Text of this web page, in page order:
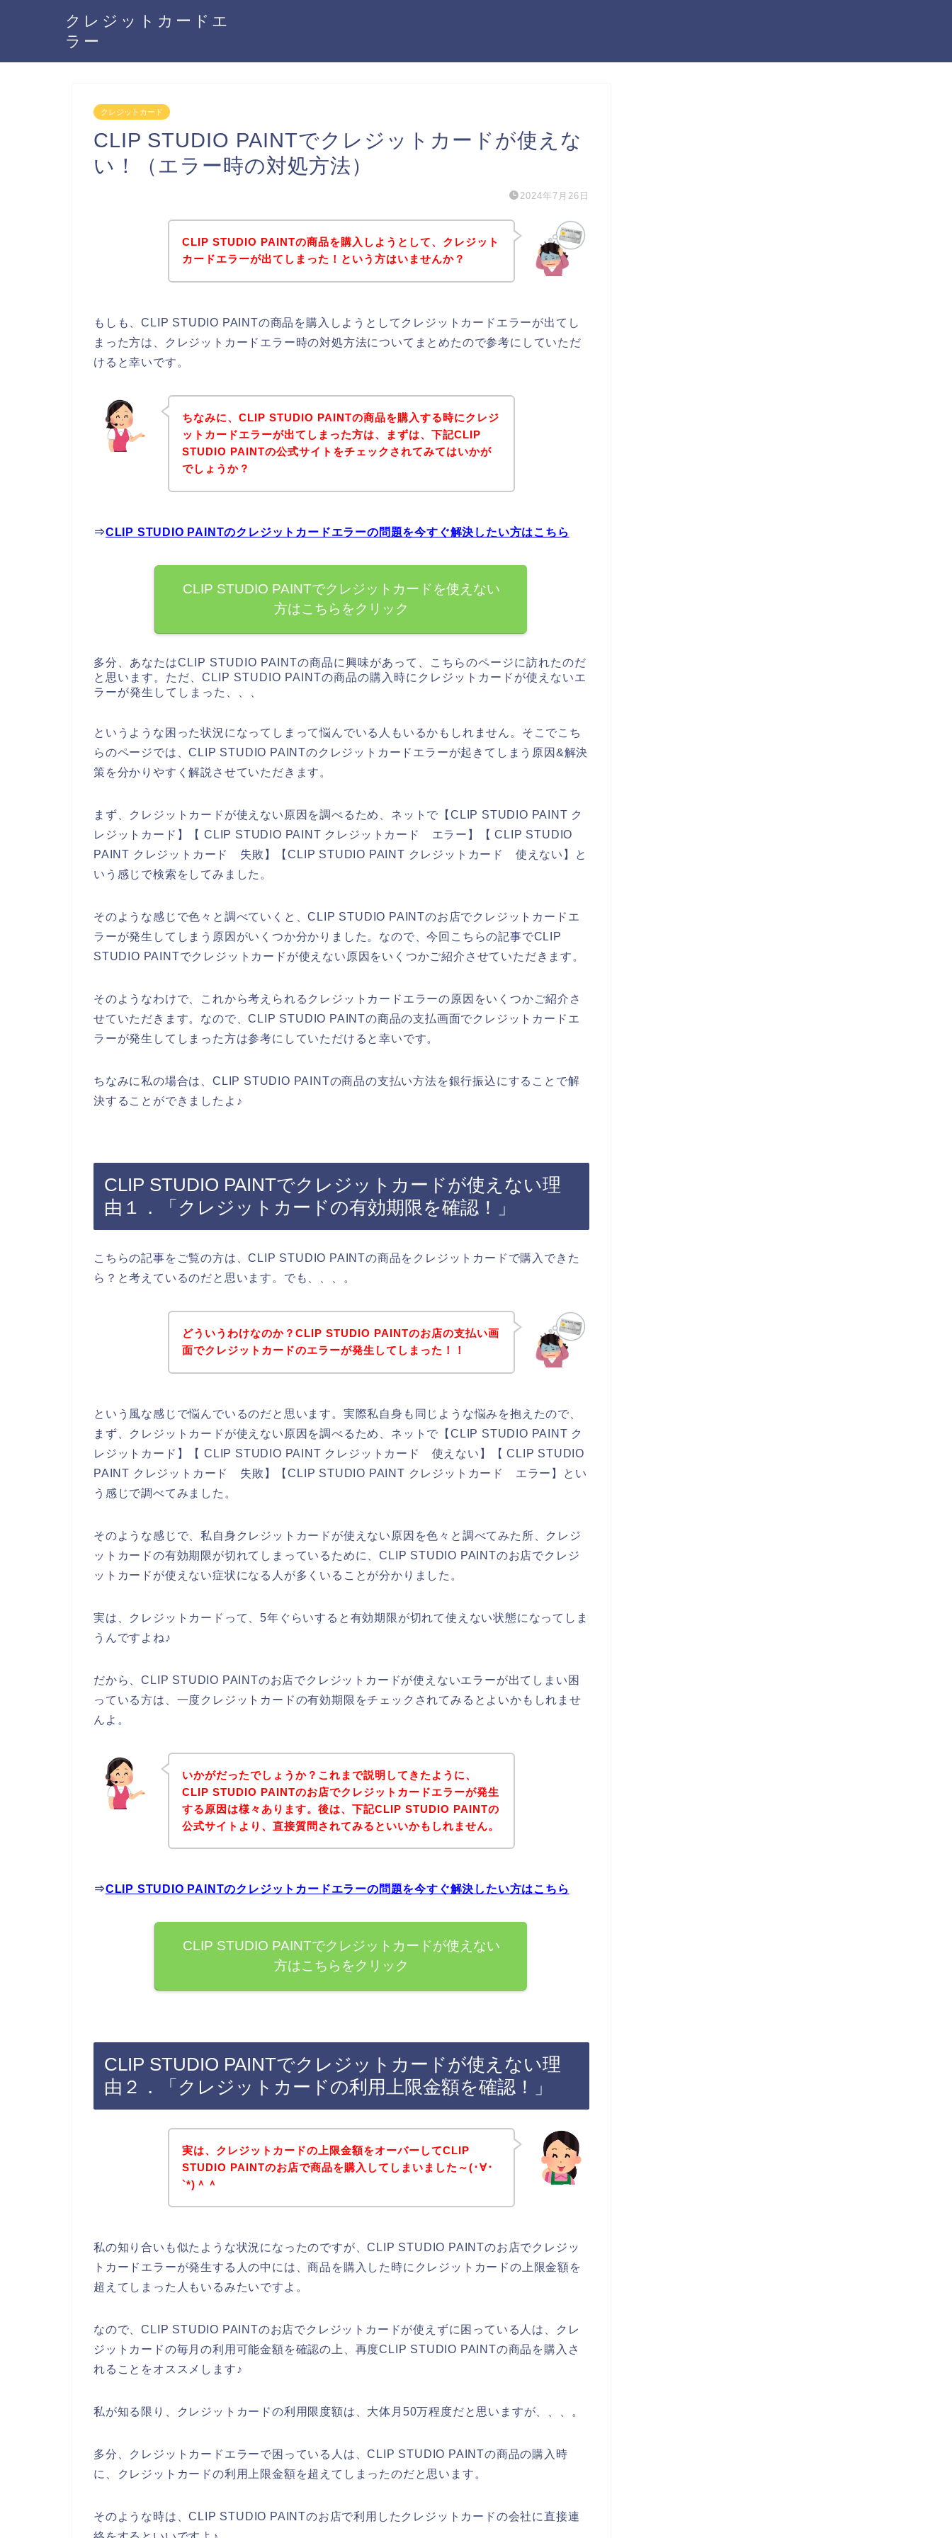
クレジットカードエ
ラー
クレジットカード
CLIP STUDIO PAINTでクレジットカードが使えな
い！（エラー時の対処方法）
2024年7月26日
CLIP STUDIO PAINTの商品を購入しようとして、クレジット
カードエラーが出てしまった！という方はいませんか？
もしも、CLIP STUDIO PAINTの商品を購入しようとしてクレジットカードエラーが出てし
まった方は、クレジットカードエラー時の対処方法についてまとめたので参考にしていただ
けると幸いです。
ちなみに、CLIP STUDIO PAINTの商品を購入する時にクレジ
ットカードエラーが出てしまった方は、まずは、下記CLIP
STUDIO PAINTの公式サイトをチェックされてみてはいかが
でしょうか？
⇒CLIP STUDIO PAINTのクレジットカードエラーの問題を今すぐ解決したい方はこちら
CLIP STUDIO PAINTでクレジットカードを使えない
方はこちらをクリック
多分、あなたはCLIP STUDIO PAINTの商品に興味があって、こちらのページに訪れたのだ
と思います。ただ、CLIP STUDIO PAINTの商品の購入時にクレジットカードが使えないエ
ラーが発生してしまった、、、
というような困った状況になってしまって悩んでいる人もいるかもしれません。そこでこち
らのページでは、CLIP STUDIO PAINTのクレジットカードエラーが起きてしまう原因&解決
策を分かりやすく解説させていただきます。
まず、クレジットカードが使えない原因を調べるため、ネットで【CLIP STUDIO PAINT ク
レジットカード】【 CLIP STUDIO PAINT クレジットカード エラー】【 CLIP STUDIO
PAINT クレジットカード 失敗】【CLIP STUDIO PAINT クレジットカード 使えない】と
いう感じで検索をしてみました。
そのような感じで色々と調べていくと、CLIP STUDIO PAINTのお店でクレジットカードエ
ラーが発生してしまう原因がいくつか分かりました。なので、今回こちらの記事でCLIP
STUDIO PAINTでクレジットカードが使えない原因をいくつかご紹介させていただきます。
そのようなわけで、これから考えられるクレジットカードエラーの原因をいくつかご紹介さ
せていただきます。なので、CLIP STUDIO PAINTの商品の支払画面でクレジットカードエ
ラーが発生してしまった方は参考にしていただけると幸いです。
ちなみに私の場合は、CLIP STUDIO PAINTの商品の支払い方法を銀行振込にすることで解
決することができましたよ♪
CLIP STUDIO PAINTでクレジットカードが使えない理
由１．「クレジットカードの有効期限を確認！」
こちらの記事をご覧の方は、CLIP STUDIO PAINTの商品をクレジットカードで購入できた
ら？と考えているのだと思います。でも、、、。
どういうわけなのか？CLIP STUDIO PAINTのお店の支払い画
面でクレジットカードのエラーが発生してしまった！！
という風な感じで悩んでいるのだと思います。実際私自身も同じような悩みを抱えたので、
まず、クレジットカードが使えない原因を調べるため、ネットで【CLIP STUDIO PAINT ク
レジットカード】【 CLIP STUDIO PAINT クレジットカード 使えない】【 CLIP STUDIO
PAINT クレジットカード 失敗】【CLIP STUDIO PAINT クレジットカード エラー】とい
う感じで調べてみました。
そのような感じで、私自身クレジットカードが使えない原因を色々と調べてみた所、クレジ
ットカードの有効期限が切れてしまっているために、CLIP STUDIO PAINTのお店でクレジ
ットカードが使えない症状になる人が多くいることが分かりました。
実は、クレジットカードって、5年ぐらいすると有効期限が切れて使えない状態になってしま
うんですよね♪
だから、CLIP STUDIO PAINTのお店でクレジットカードが使えないエラーが出てしまい困
っている方は、一度クレジットカードの有効期限をチェックされてみるとよいかもしれませ
んよ。
いかがだったでしょうか？これまで説明してきたように、
CLIP STUDIO PAINTのお店でクレジットカードエラーが発生
する原因は様々あります。後は、下記CLIP STUDIO PAINTの
公式サイトより、直接質問されてみるといいかもしれません。
⇒CLIP STUDIO PAINTのクレジットカードエラーの問題を今すぐ解決したい方はこちら
CLIP STUDIO PAINTでクレジットカードが使えない
方はこちらをクリック
CLIP STUDIO PAINTでクレジットカードが使えない理
由２．「クレジットカードの利用上限金額を確認！」
実は、クレジットカードの上限金額をオーバーしてCLIP
STUDIO PAINTのお店で商品を購入してしまいました～(･∀･
`*)＾＾
私の知り合いも似たような状況になったのですが、CLIP STUDIO PAINTのお店でクレジッ
トカードエラーが発生する人の中には、商品を購入した時にクレジットカードの上限金額を
超えてしまった人もいるみたいですよ。
なので、CLIP STUDIO PAINTのお店でクレジットカードが使えずに困っている人は、クレ
ジットカードの毎月の利用可能金額を確認の上、再度CLIP STUDIO PAINTの商品を購入さ
れることをオススメします♪
私が知る限り、クレジットカードの利用限度額は、大体月50万程度だと思いますが、、、。
多分、クレジットカードエラーで困っている人は、CLIP STUDIO PAINTの商品の購入時
に、クレジットカードの利用上限金額を超えてしまったのだと思います。
そのような時は、CLIP STUDIO PAINTのお店で利用したクレジットカードの会社に直接連